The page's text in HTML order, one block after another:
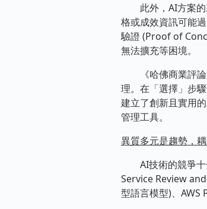
此外，AI方案的
格或成效資訊可能
驗證 (Proof of
無法擴充等困境。
《哈佛商業評論
理。在「選擇」步
建立了創新且實用
管理工具。
異質多元是趨勢，
AI技術的競爭十
Service Review
型語言模型)、AWS